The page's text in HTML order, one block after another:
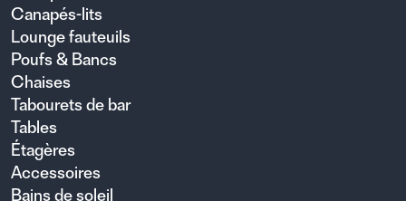
Canapés-lits
Lounge fauteuils
Poufs & Bancs
Chaises
Tabourets de bar
Tables
Étagères
Accessoires
Bains de soleil